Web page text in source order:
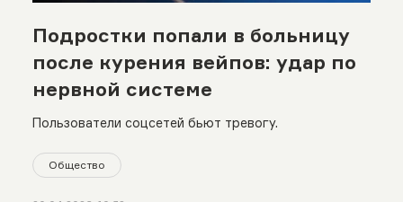
Подростки попали в больницу
после курения вейпов: удар по
нервной системе
Пользователи соцсетей бьют тревогу.
Общество